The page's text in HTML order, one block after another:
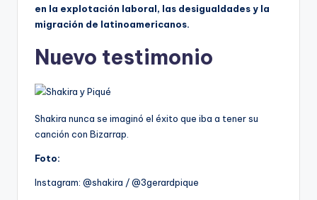
en la explotación laboral, las desigualdades y la
migración de latinoamericanos.
Nuevo testimonio
Shakira nunca se imaginó el éxito que iba a tener su
canción con Bizarrap.
Foto:
Instagram: @shakira / @3gerardpique